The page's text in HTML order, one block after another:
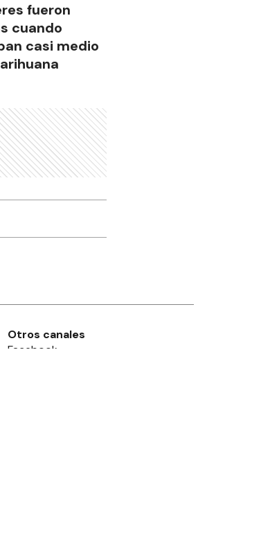
fueron
cuando
casi medio
Otros canales
Facebook